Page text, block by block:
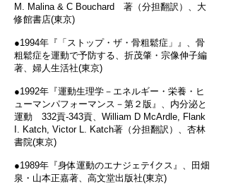
M. Malina & C Bouchard 著（分担翻訳）、大
修館書店(東京)
●1994年『「ストップ・ザ・骨粗鬆症」』、骨
粗鬆症を運動で予防する、折茂肇・宗像伸子編
著、婦人生活社(東京)
●1992年『運動生理学－エネルギー・栄養・ヒ
ューマンパフォーマンス－第２版』、内分泌と
運動 332貢‐343貢、William D McArdle, Flank
I. Katch, Victor L. Katch著（分担翻訳）、杏林
書院(東京)
●1989年『身体運動のエナジェテｲクス』、田畑
泉・山本正嘉著、高文堂出版社(東京)